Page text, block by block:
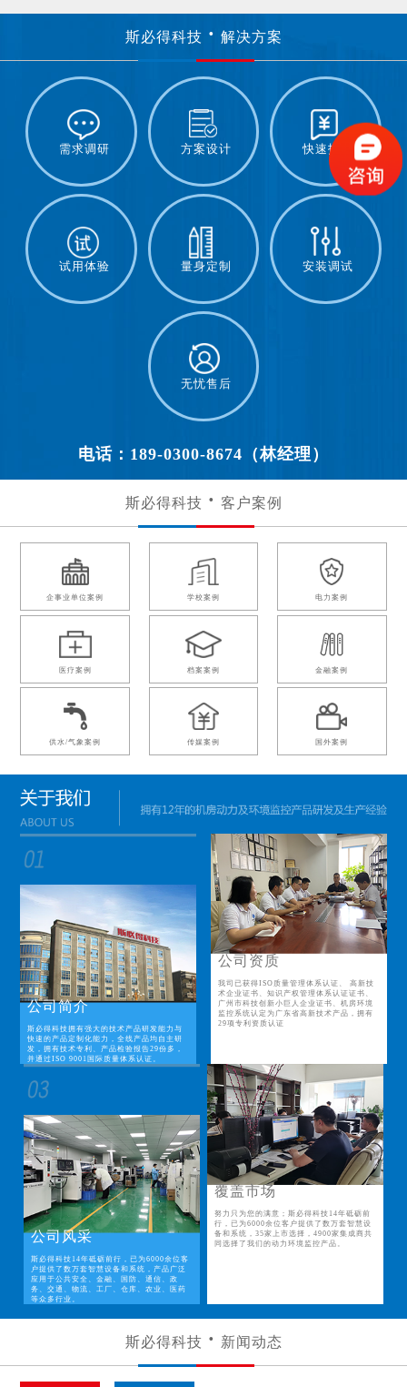
斯必得科技 解决方案
需求调研 方案设计 快速报价
试用体验 量身定制 安装调试
无忧售后
电话：189-0300-8674（林经理）
斯必得科技 客户案例
企事业单位案例 学校案例 电力案例
医疗案例 档案案例 金融案例
供水/气象案例 传媒案例 国外案例
公司简介
斯必得科技拥有强大的技术产品研发能力与
快速的产品定制化能力，全线产品均自主研
发，拥有技术专利、产品检验报告29份多，
并通过ISO 9001国际质量体系认证。
公司资质
我司已获得ISO质量管理体系认证、 高新技
术企业证书、知识产权管理体系认证证书、
广州市科技创新小巨人企业证书、机房环境
监控系统认定为广东省高新技术产品，拥有
29项专利资质认证
公司风采
斯必得科技14年砥砺前行，已为6000余位客
户提供了数万套智慧设备和系统，产品广泛
应用于公共安全、金融、国防、通信、政
务、交通、物流、工厂、仓库、农业、医药
等众多行业。
覆盖市场
努力只为您的满意；斯必得科技14年砥砺前
行，已为6000余位客户提供了数万套智慧设
备和系统，35家上市选择，4900家集成商共
同选择了我们的动力环境监控产品。
斯必得科技 新闻动态